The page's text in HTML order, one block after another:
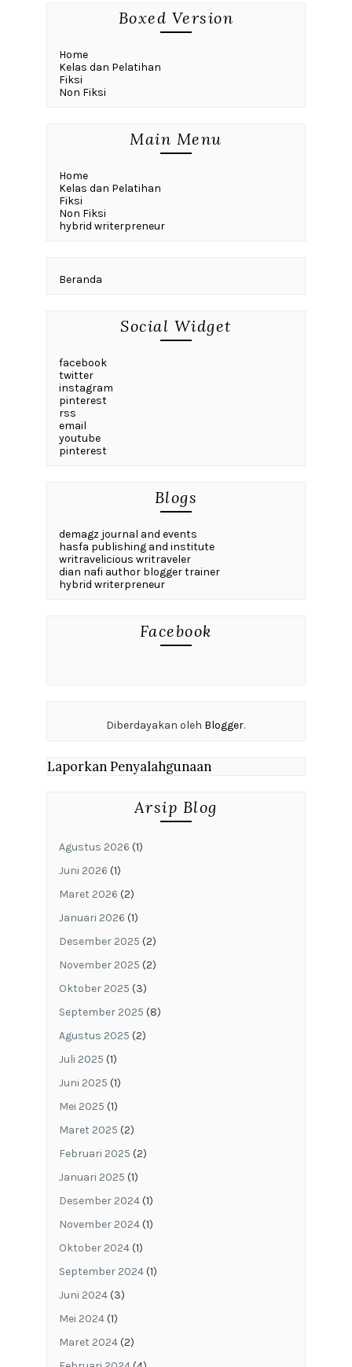
Boxed Version
Home
Kelas dan Pelatihan
Fiksi
Non Fiksi
Main Menu
Home
Kelas dan Pelatihan
Fiksi
Non Fiksi
hybrid writerpreneur
Beranda
Social Widget
facebook
twitter
instagram
pinterest
rss
email
youtube
pinterest
Blogs
demagz journal and events
hasfa publishing and institute
writravelicious writraveler
dian nafi author blogger trainer
hybrid writerpreneur
Facebook
Diberdayakan oleh Blogger.
Laporkan Penyalahgunaan
Arsip Blog
Agustus 2026 (1)
Juni 2026 (1)
Maret 2026 (2)
Januari 2026 (1)
Desember 2025 (2)
November 2025 (2)
Oktober 2025 (3)
September 2025 (8)
Agustus 2025 (2)
Juli 2025 (1)
Juni 2025 (1)
Mei 2025 (1)
Maret 2025 (2)
Februari 2025 (2)
Januari 2025 (1)
Desember 2024(1)
November 2024(1)
Oktober 2024(1)
September 2024(1)
Juni 2024(3)
Mei 2024(1)
Maret 2024(2)